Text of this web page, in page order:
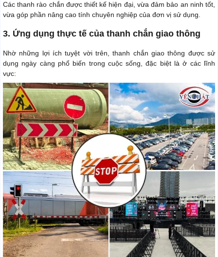
Các thanh rào chắn được thiết kế hiện đại, vừa đảm bảo an ninh tốt,
vừa góp phần nâng cao tính chuyên nghiệp của đơn vị sử dụng.
3. Ứng dụng thực tế của thanh chắn giao thông
Nhờ những lợi ích tuyệt vời trên, thanh chắn giao thông được sử
dụng ngày càng phổ biến trong cuộc sống, đặc biệt là ở các lĩnh
vực: